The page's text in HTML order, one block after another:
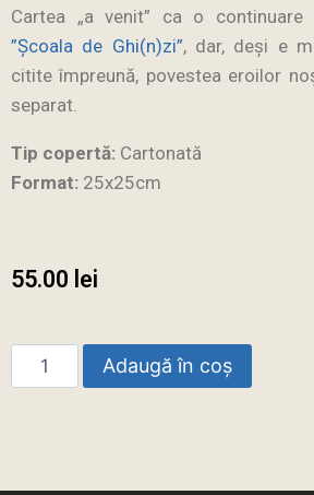
Cartea „a venit” ca o
”Școala de Ghi(n)zi”, dar, deși e
citite împreună, povestea eroilor
separat.
Tip copertă: Cartonată
Format: 25x25cm
55.00 lei
Adaugă în coș